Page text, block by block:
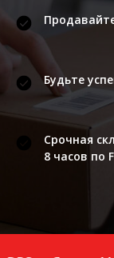
Будьте
Срочная
8 часов по